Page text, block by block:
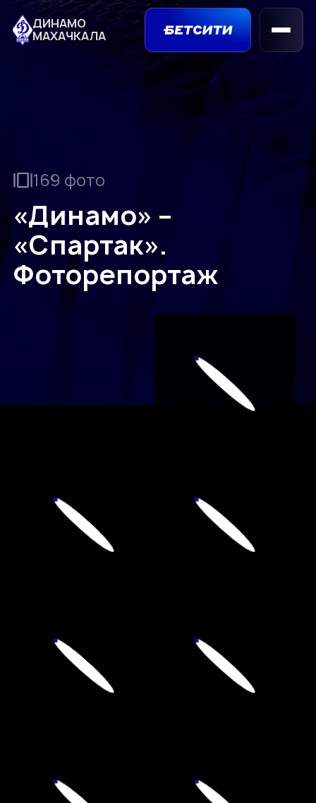
ДИНАМО
МАХАЧКАЛА
169 фото
«Динамо» –
«Спартак».
Фоторепортаж